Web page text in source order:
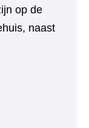
op de
naast